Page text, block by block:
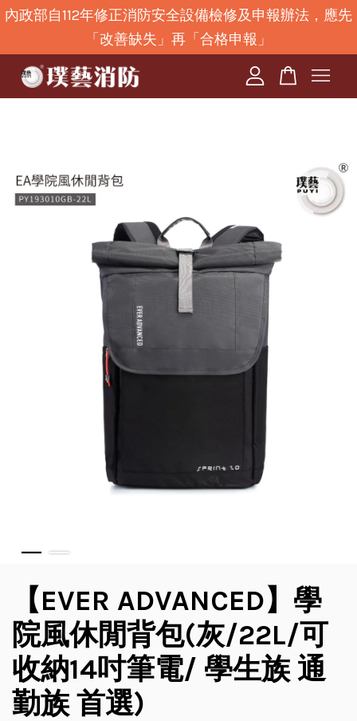
內政部自112年修正消防安全設備檢修及申報辦法，應先
「改善缺失」再「合格申報」
【EVER ADVANCED】學
院風休閒背包(灰/22L/可
收納14吋筆電/ 學生族 通
勤族 首選)
您的購物車目前還是空的。